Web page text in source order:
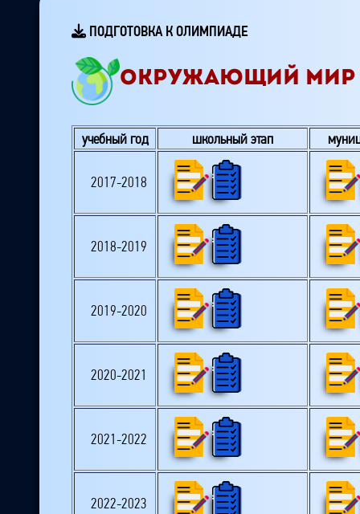
ПОДГОТОВКА К ОЛИМПИАДЕ
ОКРУЖАЮЩИЙ МИР
учебный год школьный этап
2017-2018
2018-2019
2019-2020
2020-2021
2021-2022
2022-2023